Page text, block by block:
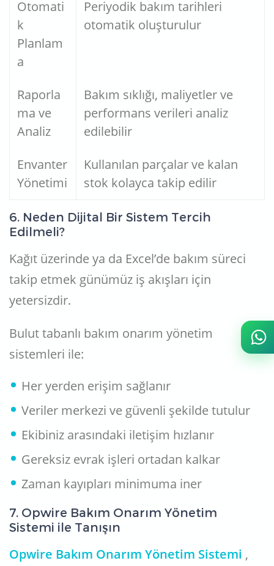
Otomati
k
Planlam
a
Periyodik bakım tarihleri
otomatik oluşturulur
Raporla
ma ve
Analiz
Bakım sıklığı, maliyetler ve
performans verileri analiz
edilebilir
Envanter
Yönetimi
Kullanılan parçalar ve kalan
stok kolayca takip edilir
6. Neden Dijital Bir Sistem Tercih
Edilmeli?
Kağıt üzerinde ya da Excel’de bakım süreci
takip etmek günümüz iş akışları için
yetersizdir.
Bulut tabanlı bakım onarım yönetim
sistemleri ile:
Her yerden erişim sağlanır
Veriler merkezi ve güvenli şekilde tutulur
Ekibiniz arasındaki iletişim hızlanır
Gereksiz evrak işleri ortadan kalkar
Zaman kayıpları minimuma iner
7. Opwire Bakım Onarım Yönetim
Sistemi ile Tanışın
Opwire Bakım Onarım Yönetim Sistemi ,